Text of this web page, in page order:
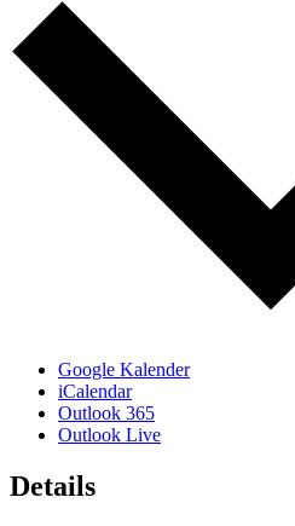
Google Kalender
iCalendar
Outlook 365
Outlook Live
Details